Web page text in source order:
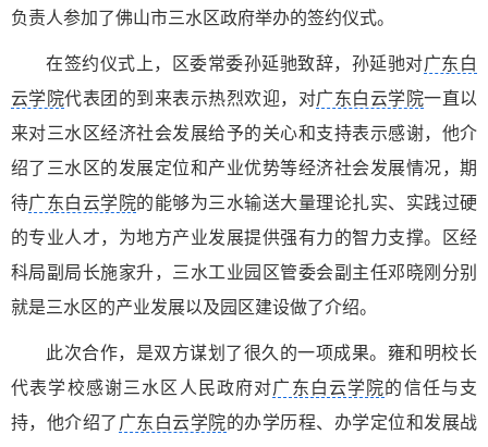
负责人参加了佛山市三水区政府举办的签约仪式。
在签约仪式上，区委常委孙延驰致辞，孙延驰对广东白
云学院代表团的到来表示热烈欢迎，对广东白云学院一直以
来对三水区经济社会发展给予的关心和支持表示感谢，他介
绍了三水区的发展定位和产业优势等经济社会发展情况，期
待广东白云学院的能够为三水输送大量理论扎实、实践过硬
的专业人才，为地方产业发展提供强有力的智力支撑。区经
科局副局长施家升，三水工业园区管委会副主任邓晓刚分别
就是三水区的产业发展以及园区建设做了介绍。
此次合作，是双方谋划了很久的一项成果。雍和明校长
代表学校感谢三水区人民政府对广东白云学院的信任与支
持，他介绍了 广东白云学院的办学历程、办学定位和发展战